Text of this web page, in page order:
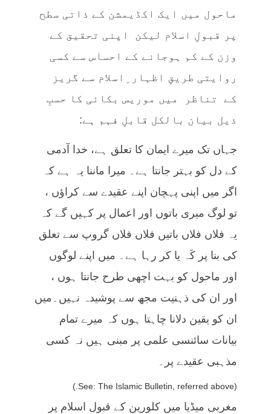
ماحول میں ایک اکڈیمشن کے ذاتی سطح
پر قبولِ اسلام لیکن اپنی تحقیق کے
وزن کے کم ہوجانے کے احساس سے کسی
روایتی طریقِ اظہار ِاسلام سے گریز
کے تناظر میں موریس بکائی کا حسبِ
ذیل بیان بالکل قابلِ فہم ہے:
جہاں تک میرے ایمان کا تعلق ہے، خدا آدمی
کے دل کو بہتر جانتا ہے۔ میرا ماننا یہ ہے کہ
اگر میں اپنی پہچان اپنے عقیدے سے کراؤں ،
تو لوگ میری باتوں اور اعمال پر کہیں گے کہ
یہ فلاں فلاں باتیں فلاں فلاں گروپ سے تعلق
کی بنا پر کَہ یا کر رہا ہے۔ میں اپنے لوگوں
اور ماحول کو بہت اچھی طرح جانتا ہوں ،
اور ان کی ذہنیت مجھ سے پوشیدہ نہیں۔میں
ان کو یقین دلانا چاہتا ہوں کہ میرے تمام
بیانات سائنسی علمی پر مبنی ہیں نہ کسی
مذہبی عقیدے پر۔
(See: The Islamic Bulletin, referred above.)
مغربی میڈیا میں کلورین کے قبول اسلام پر